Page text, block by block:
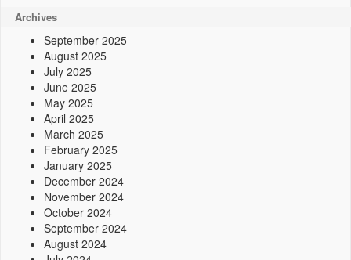
Archives
September 2025
August 2025
July 2025
June 2025
May 2025
April 2025
March 2025
February 2025
January 2025
December 2024
November 2024
October 2024
September 2024
August 2024